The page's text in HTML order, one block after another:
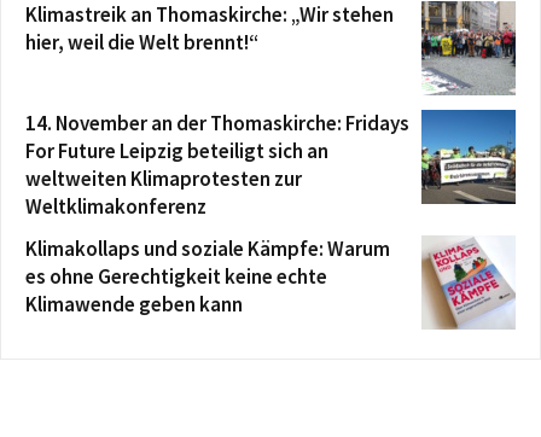
Klimastreik an Thomaskirche: „Wir stehen
hier, weil die Welt brennt!“
14. November an der Thomaskirche: Fridays
For Future Leipzig beteiligt sich an
weltweiten Klimaprotesten zur
Weltklimakonferenz
Klimakollaps und soziale Kämpfe: Warum
es ohne Gerechtigkeit keine echte
Klimawende geben kann